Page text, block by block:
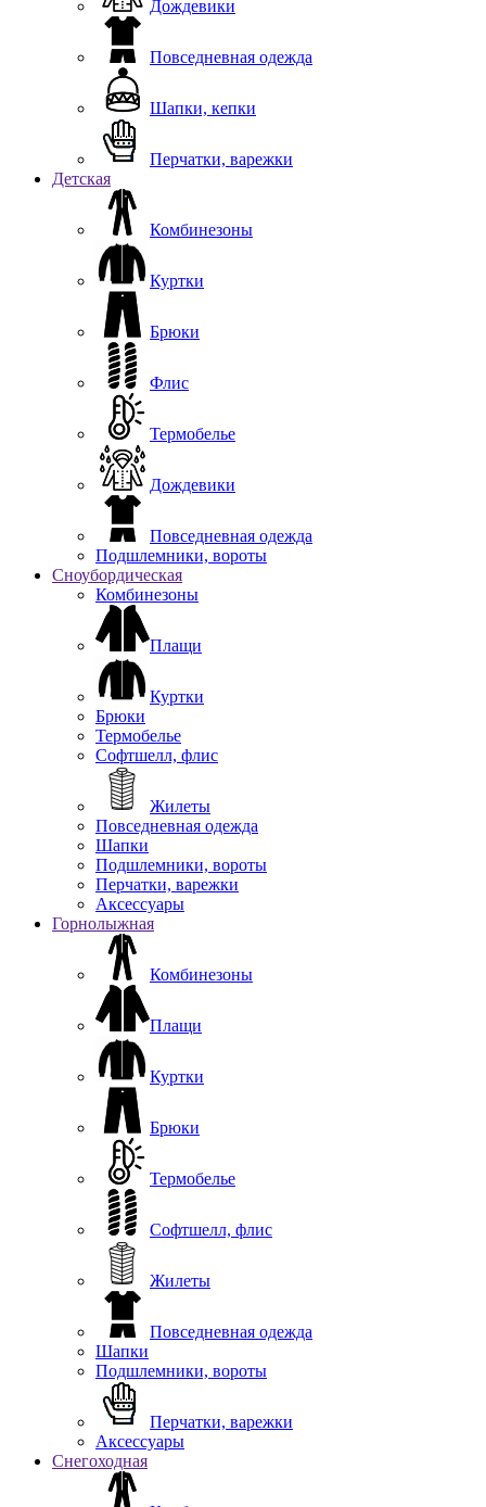
Дождевики
Повседневная одежда
Шапки, кепки
Перчатки, варежки
Детская
Комбинезоны
Куртки
Брюки
Флис
Термобелье
Дождевики
Повседневная одежда
Подшлемники, вороты
Сноубордическая
Комбинезоны
Плащи
Куртки
Брюки
Термобелье
Софтшелл, флис
Жилеты
Повседневная одежда
Шапки
Подшлемники, вороты
Перчатки, варежки
Аксессуары
Горнолыжная
Комбинезоны
Плащи
Куртки
Брюки
Термобелье
Софтшелл, флис
Жилеты
Повседневная одежда
Шапки
Подшлемники, вороты
Перчатки, варежки
Аксессуары
Снегоходная